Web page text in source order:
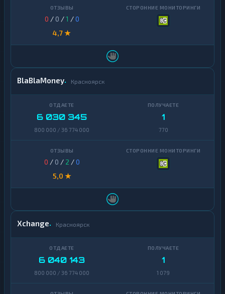
0 / 0 /1 /0
4,7 ★
BlaBlaMoney Красноярск
6 030 345
800 000 / 36 774 000
1
770
0 / 0 / 2 /0
5,0 ★
Xchange Красноярск
6 040 143
800 000 / 36 774 000
1
1 079